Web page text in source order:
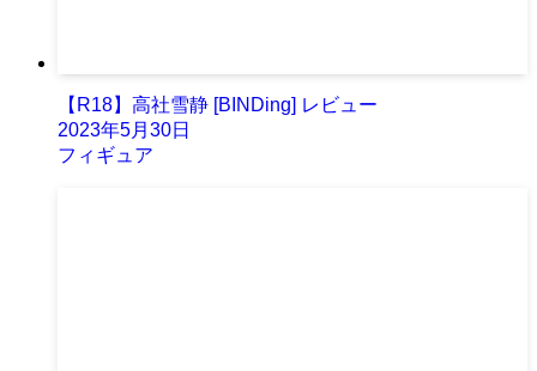
【R18】高社雪静 [BINDing] レビュー
2023年5月30日
フィギュア